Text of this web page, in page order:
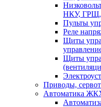
НКУ, ГРЩ,
Пульты
Реле
Щиты
Щиты
Приводы,
Автоматика